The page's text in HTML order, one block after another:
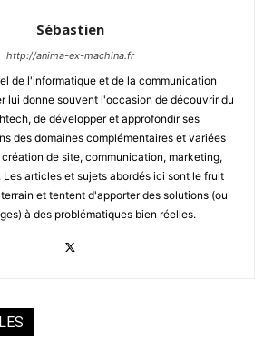
Sébastien
http://anima-ex-machina.fr
de l'informatique et de la communication
lui donne souvent l'occasion de découvrir du
de développer et approfondir ses
des domaines complémentaires et variées
de site, communication, marketing,
articles et sujets abordés ici sont le fruit
et tentent d'apporter des solutions (ou
à des problématiques bien réelles.